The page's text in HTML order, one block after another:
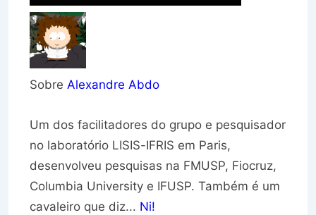
Sobre Alexandre Abdo
Um dos facilitadores do grupo e pesquisador
no laboratório LISIS-IFRIS em Paris,
desenvolveu pesquisas na FMUSP, Fiocruz,
Columbia University e IFUSP. Também é um
cavaleiro que diz... Ni!